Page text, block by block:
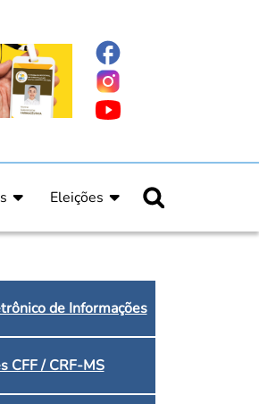
Eleições
Candidatos
de Informações
CFF / CRF-MS